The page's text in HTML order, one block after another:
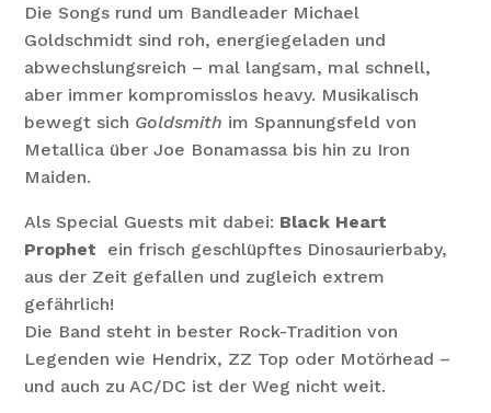
Die Songs rund um Bandleader Michael
Goldschmidt sind roh, energiegeladen und
abwechslungsreich – mal langsam, mal schnell,
aber immer kompromisslos heavy. Musikalisch
bewegt sich Goldsmith im Spannungsfeld von
Metallica über Joe Bonamassa bis hin zu Iron
Maiden.
Als Special Guests mit dabei: Black Heart
Prophet ein frisch geschlüpftes Dinosaurierbaby,
aus der Zeit gefallen und zugleich extrem
gefährlich!
Die Band steht in bester Rock-Tradition von
Legenden wie Hendrix, ZZ Top oder Motörhead –
und auch zu AC/DC ist der Weg nicht weit.